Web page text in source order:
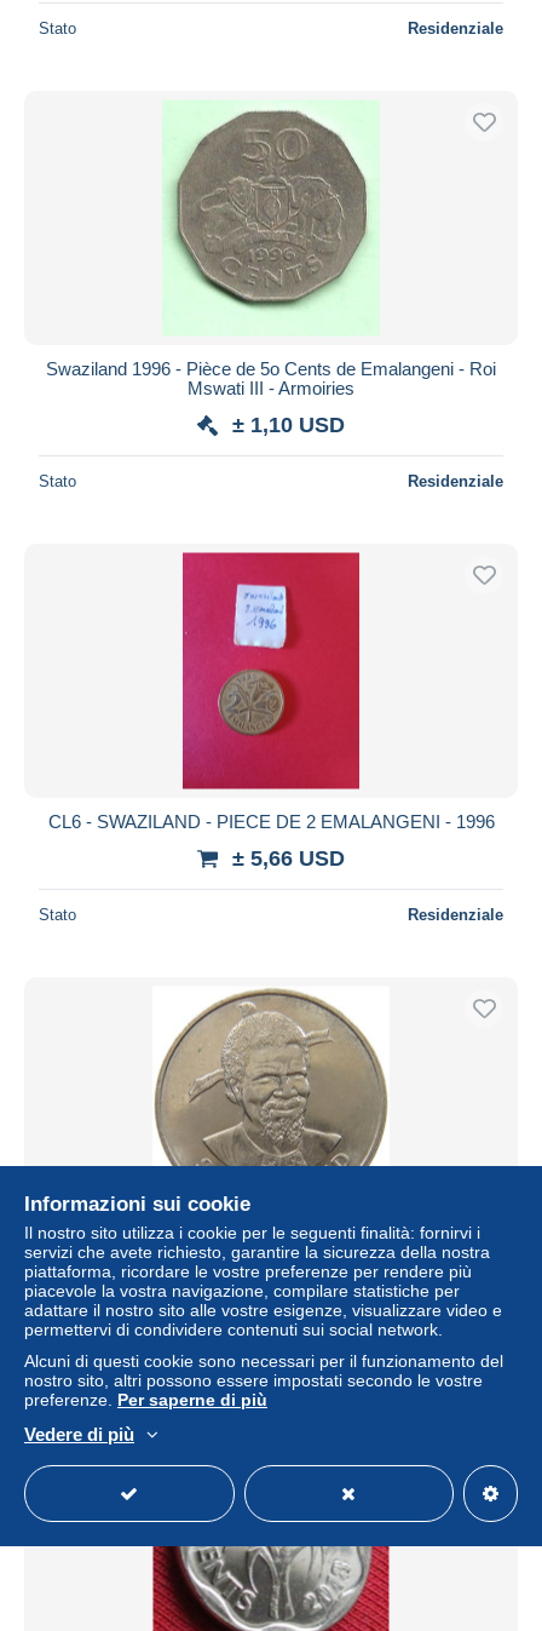
Stato Residenziale
Swaziland 1996 - Pièce de 5o Cents de Emalangeni - Roi
Mswati III - Armoiries
± 1,10 USD
Stato Residenziale
CL6 - SWAZILAND - PIECE DE 2 EMALANGENI - 1996
± 5,66 USD
Stato Residenziale
SWAZILAND 1 LILANGENI 1976 #s146 0071
± 11,56 USD
Informazioni sui cookie
Il nostro sito utilizza i cookie per le seguenti finalità: fornirvi i
servizi che avete richiesto, garantire la sicurezza della nostra
piattaforma, ricordare le vostre preferenze per rendere più
piacevole la vostra navigazione, compilare statistiche per
adattare il nostro sito alle vostre esigenze, visualizzare video e
permettervi di condividere contenuti sui social network.
Alcuni di questi cookie sono necessari per il funzionamento del
nostro sito, altri possono essere impostati secondo le vostre
preferenze. Per saperne di più
Vedere di più